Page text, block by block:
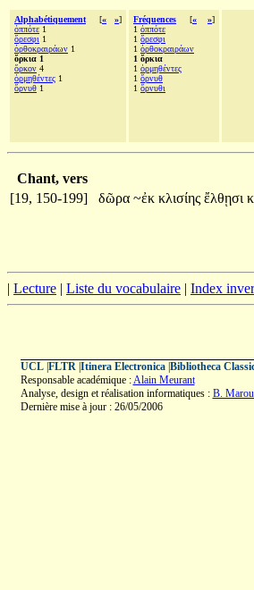
Alphabétiquement [« »]
ὁππότε 1
ὄρεσφι 1
ὀρθοκραιράων 1
ὅρκια 1
ὅρκον 4
ὁρμηθέντες 1
ὄρνυθ 1
Fréquences [« »]
1 ὁππότε
1 ὄρεσφι
1 ὀρθοκραιράων
1 ὅρκια
1 ὁρμηθέντες
1 ὄρνυθ
1 ὄρνυθι
Chant, vers
[19, 150-199]
δῶρα ~ἐκ κλισίης ἔλθῃσι
| Lecture | Liste du vocabulaire | Index
UCL| FLTR| Itinera Electronica| Bibliotheca
Responsable académique :Alain Meurant
Analyse, design et réalisation informatiques : B.
Dernière mise à jour : 26/05/2006